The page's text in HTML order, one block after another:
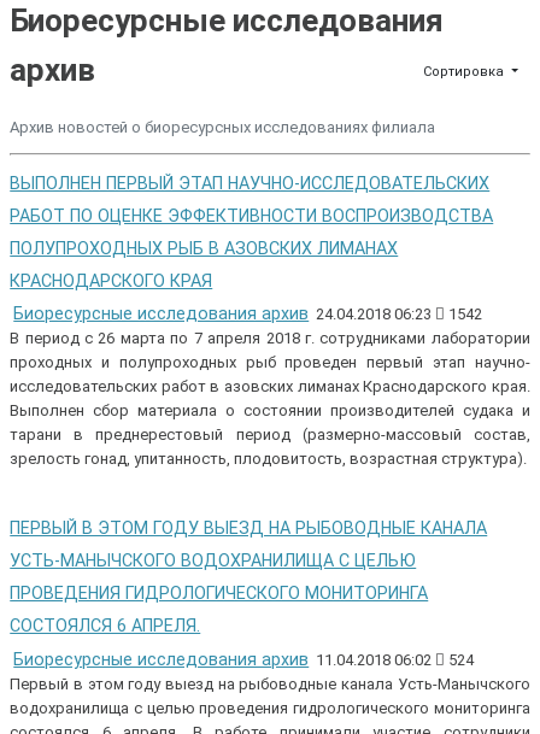
Биоресурсные исследования
архив
Сортировка
Архив новостей о биоресурсных исследованиях филиала
ВЫПОЛНЕН ПЕРВЫЙ ЭТАП НАУЧНО-ИССЛЕДОВАТЕЛЬСКИХ
РАБОТ ПО ОЦЕНКЕ ЭФФЕКТИВНОСТИ ВОСПРОИЗВОДСТВА
ПОЛУПРОХОДНЫХ РЫБ В АЗОВСКИХ ЛИМАНАХ
КРАСНОДАРСКОГО КРАЯ
Биоресурсные исследования архив 24.04.2018 06:23
1542
В период с 26 марта по 7 апреля 2018 г. сотрудниками лаборатории
проходных и полупроходных рыб проведен первый этап научно-
исследовательских работ в азовских лиманах Краснодарского края.
Выполнен сбор материала о состоянии производителей судака и
тарани в преднерестовый период (размерно-массовый состав,
зрелость гонад, упитанность, плодовитость, возрастная структура).
ПЕРВЫЙ В ЭТОМ ГОДУ ВЫЕЗД НА РЫБОВОДНЫЕ КАНАЛА
УСТЬ-МАНЫЧСКОГО ВОДОХРАНИЛИЩА С ЦЕЛЬЮ
ПРОВЕДЕНИЯ ГИДРОЛОГИЧЕСКОГО МОНИТОРИНГА
СОСТОЯЛСЯ 6 АПРЕЛЯ.
Биоресурсные исследования архив 11.04.2018 06:02
524
Первый в этом году выезд на рыбоводные канала Усть-Манычского
водохранилища с целью проведения гидрологического мониторинга